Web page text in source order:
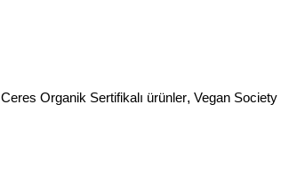
Ceres Organik Sertifikalı ürünler, Vegan Society